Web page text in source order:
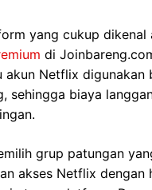
yang cukup dikenal
di
akun Netflix digunakan
sehingga biaya
grup patungan
akses Netflix dengan